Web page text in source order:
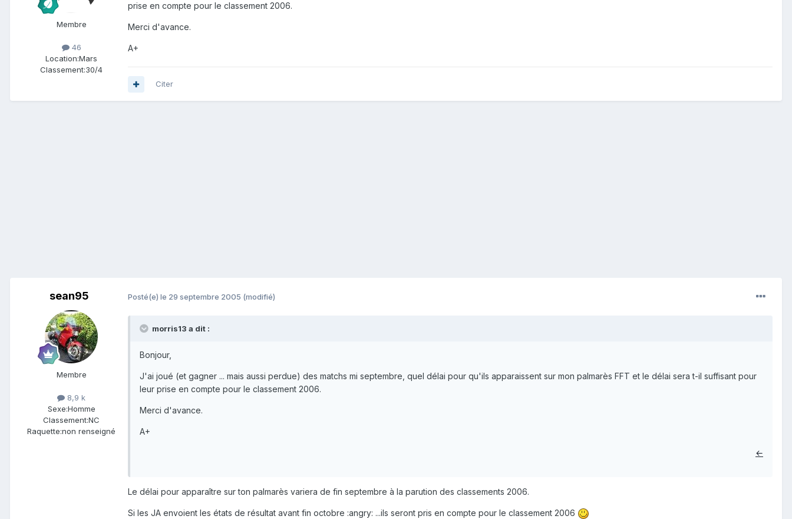
Membre
46
Location:Mars
Classement:30/4
prise en compte pour le classement 2006.
Merci d'avance.
A+
Citer
sean95
Membre
8,9 k
Sexe:Homme
Classement:NC
Raquette:non renseigné
Posté(e) le 29 septembre 2005 (modifié)
morris13 a dit :
Bonjour,
J'ai joué (et gagner ... mais aussi perdue) des matchs mi septembre, quel délai pour qu'ils apparaissent sur mon palmarès FFT et le délai sera t-il suffisant pour
leur prise en compte pour le classement 2006.
Merci d'avance.
A+
←
Le délai pour apparaître sur ton palmarès variera de fin septembre à la parution des classements 2006.
Si les JA envoient les états de résultat avant fin octobre :angry: ...ils seront pris en compte pour le classement 2006